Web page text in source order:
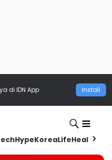
di IDN App Install
HypeKoreaLifeHealth